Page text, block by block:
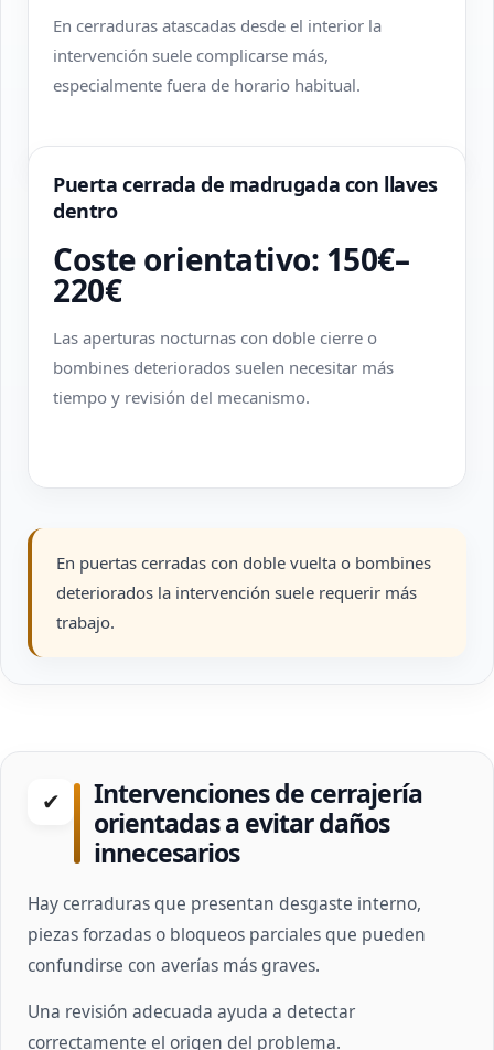
En cerraduras atascadas desde el interior la
intervención suele complicarse más,
especialmente fuera de horario habitual.
Puerta cerrada de madrugada con llaves
dentro
Coste orientativo: 150€–
220€
Las aperturas nocturnas con doble cierre o
bombines deteriorados suelen necesitar más
tiempo y revisión del mecanismo.
En puertas cerradas con doble vuelta o bombines
deteriorados la intervención suele requerir más
trabajo.
✔
Intervenciones de cerrajería
orientadas a evitar daños
innecesarios
Hay cerraduras que presentan desgaste interno,
piezas forzadas o bloqueos parciales que pueden
confundirse con averías más graves.
Una revisión adecuada ayuda a detectar
correctamente el origen del problema.